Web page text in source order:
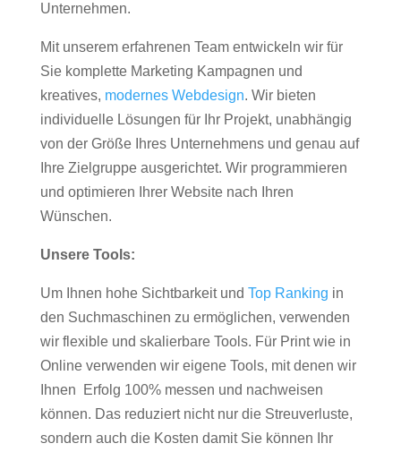
Unternehmen.
Mit unserem erfahrenen Team entwickeln wir für
Sie komplette Marketing Kampagnen und
kreatives, modernes Webdesign. Wir bieten
individuelle Lösungen für Ihr Projekt, unabhängig
von der Größe Ihres Unternehmens und genau auf
Ihre Zielgruppe ausgerichtet. Wir programmieren
und optimieren Ihrer Website nach Ihren
Wünschen.
Unsere Tools:
Um Ihnen hohe Sichtbarkeit und Top Ranking in
den Suchmaschinen zu ermöglichen, verwenden
wir flexible und skalierbare Tools. Für Print wie in
Online verwenden wir eigene Tools, mit denen wir
Ihnen Erfolg 100% messen und nachweisen
können. Das reduziert nicht nur die Streuverluste,
sondern auch die Kosten damit Sie können Ihr